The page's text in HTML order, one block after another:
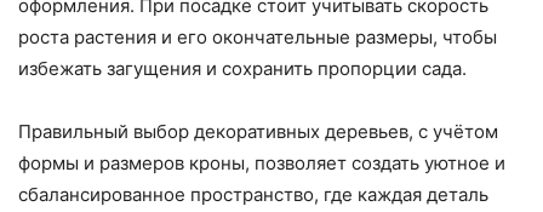
оформления. При посадке стоит учитывать скорость
роста растения и его окончательные размеры, чтобы
избежать загущения и сохранить пропорции сада.
Правильный выбор декоративных деревьев, с учётом
формы и размеров кроны, позволяет создать уютное и
сбалансированное пространство, где каждая деталь